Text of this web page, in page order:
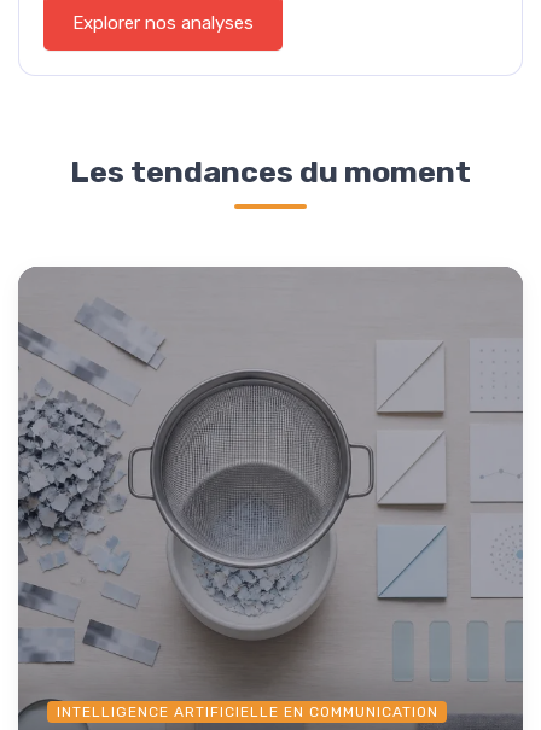
Explorer nos analyses
Les tendances du moment
INTELLIGENCE ARTIFICIELLE EN COMMUNICATION